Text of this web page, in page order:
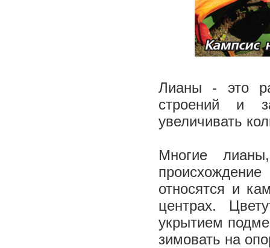
Лианы - это
строений и
увеличивать
Многие
относятся и
центрах.
укрытием
зимовать на